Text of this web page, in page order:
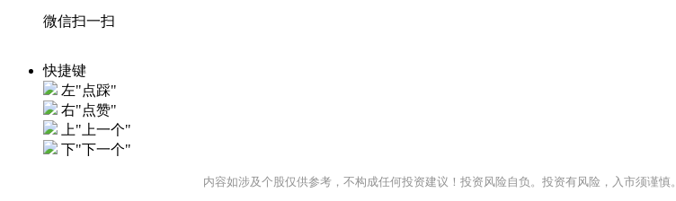
微信扫一扫
快捷键
左"点踩"
右"点赞"
上"上一个"
下"下一个"
内容如涉及个股仅供参考，不构成任何投资建议！投资风险自负。投资有风险，入市须谨慎。